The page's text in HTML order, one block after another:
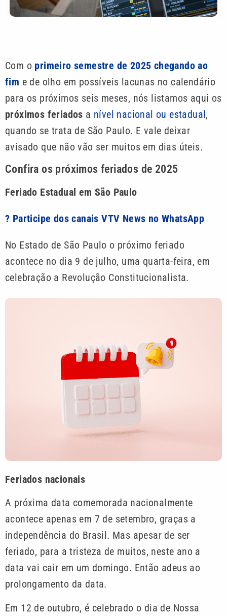
Com o primeiro semestre de 2025 chegando ao
fim e de olho em possíveis lacunas no calendário
para os próximos seis meses, nós listamos aqui os
próximos feriados a nível nacional ou estadual,
quando se trata de São Paulo. E vale deixar
avisado que não vão ser muitos em dias úteis.
Confira os próximos feriados de 2025
Feriado Estadual em São Paulo
? Participe dos canais VTV News no WhatsApp
No Estado de São Paulo o próximo feriado
acontece no dia 9 de julho, uma quarta-feira, em
celebração a Revolução Constitucionalista.
Feriados nacionais
A próxima data comemorada nacionalmente
acontece apenas em 7 de setembro, graças a
independência do Brasil. Mas apesar de ser
feriado, para a tristeza de muitos, neste ano a
data vai cair em um domingo. Então adeus ao
prolongamento da data.
Em 12 de outubro, é celebrado o dia de Nossa